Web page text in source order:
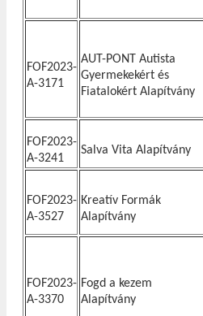
FOF2023-
A-3171
AUT-PONT Autista
Gyermekekért és
Fiatalokért Alapítvány
FOF2023-
A-3241
Salva Vita Alapítvány
FOF2023-
A-3527
Kreatív Formák
Alapítvány
FOF2023-
A-3370
Fogd a kezem
Alapítvány